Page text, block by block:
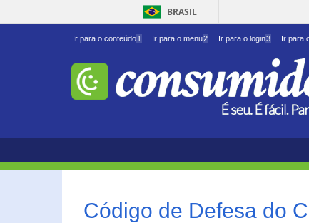
BRASIL
Ir para o conteúdo1 Ir para o menu2 Ir para o login3 Ir para
Código de Defesa do